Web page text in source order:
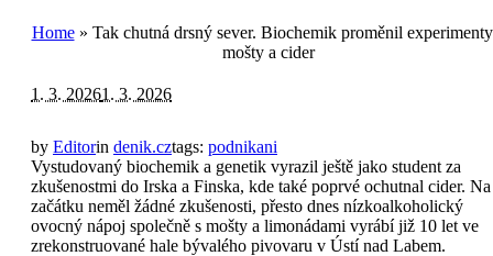
Home» Tak chutná drsný sever. Biochemik proměnil
mošty a cider
1. 3. 20261. 3. 2026
by Editorin denik.cztags: podnikani
Vystudovaný biochemik a genetik vyrazil ještě jako student za
zkušenostmi do Irska a Finska, kde také poprvé ochutnal cider. Na
začátku neměl žádné zkušenosti, přesto dnes nízkoalkoholický
ovocný nápoj společně s mošty a limonádami vyrábí již 10 let ve
zrekonstruované hale bývalého pivovaru v Ústí nad Labem.